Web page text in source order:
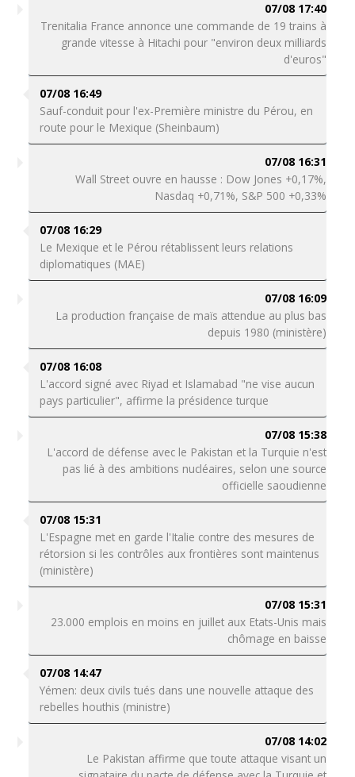
07/08 17:40
Trenitalia France annonce une commande de 19 trains à
grande vitesse à Hitachi pour "environ deux milliards
d'euros"
07/08 16:49
Sauf-conduit pour l'ex-Première ministre du Pérou, en
route pour le Mexique (Sheinbaum)
07/08 16:31
Wall Street ouvre en hausse : Dow Jones +0,17%,
Nasdaq +0,71%, S&P 500 +0,33%
07/08 16:29
Le Mexique et le Pérou rétablissent leurs relations
diplomatiques (MAE)
07/08 16:09
La production française de maïs attendue au plus bas
depuis 1980 (ministère)
07/08 16:08
L'accord signé avec Riyad et Islamabad "ne vise aucun
pays particulier", affirme la présidence turque
07/08 15:38
L'accord de défense avec le Pakistan et la Turquie n'est
pas lié à des ambitions nucléaires, selon une source
officielle saoudienne
07/08 15:31
L'Espagne met en garde l'Italie contre des mesures de
rétorsion si les contrôles aux frontières sont maintenus
(ministère)
07/08 15:31
23.000 emplois en moins en juillet aux Etats-Unis mais
chômage en baisse
07/08 14:47
Yémen: deux civils tués dans une nouvelle attaque des
rebelles houthis (ministre)
07/08 14:02
Le Pakistan affirme que toute attaque visant un